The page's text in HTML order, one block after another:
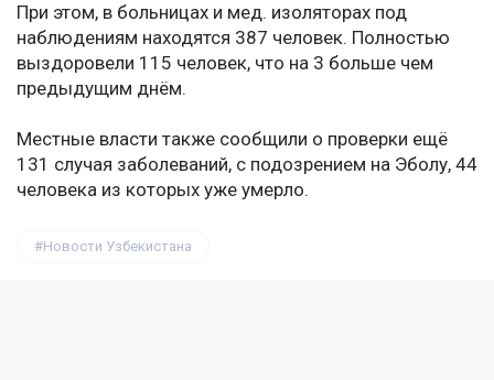
При этом, в больницах и мед. изоляторах под
наблюдениям находятся 387 человек. Полностью
выздоровели 115 человек, что на 3 больше чем
предыдущим днём.
Местные власти также сообщили о проверки ещё
131 случая заболеваний, с подозрением на Эболу, 44
человека из которых уже умерло.
Новости Узбекистана